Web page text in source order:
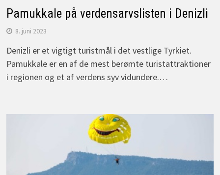
Pamukkale på verdensarvslisten i Denizli
8. juni 2023
Denizli er et vigtigt turistmål i det vestlige Tyrkiet.
Pamukkale er en af de mest berømte turistattraktioner
i regionen og et af verdens syv vidundere.…